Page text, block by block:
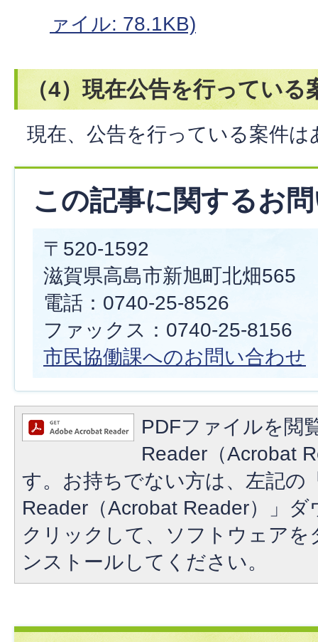
ァイル: 78.1KB)
（4）現在公告を行っている
現在、公告を行っている案件は
この記事に関するお
〒520-1592
滋賀県高島市新旭町北畑565
電話：0740-25-8526
ファックス：0740-25-8156
市民協働課へのお問い合わせ
PDFファイルを閲
Reader（Acrobat
す。お持ちでない方は、左記の
Reader（Acrobat Reader）」
クリックして、ソフトウェア
ンストールしてください。